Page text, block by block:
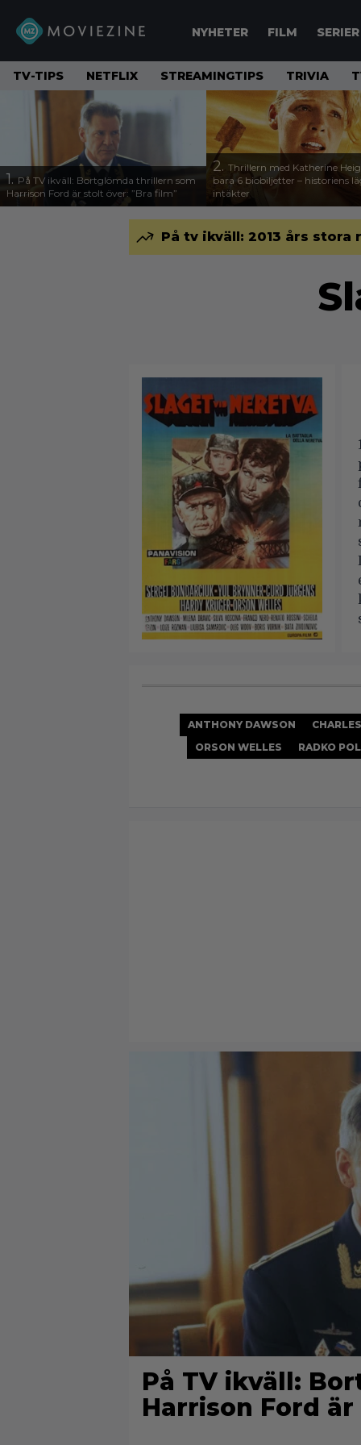
NYHETER FILM SERIER
TV-TIPS NETFLIX STREAMINGTIPS TRIVIA
1. På TV ikväll: Bortglömda thrillern som
Harrison Ford är stolt över: ”Bra film”
2. Thrillern med Katherine
bara 6 biobiljetter – historiens
intäkter
På tv ikväll: 2013 års
ANTHONY DAWSON
ORSON WELLES
RADKO
På TV ikväll:
Harrison Ford